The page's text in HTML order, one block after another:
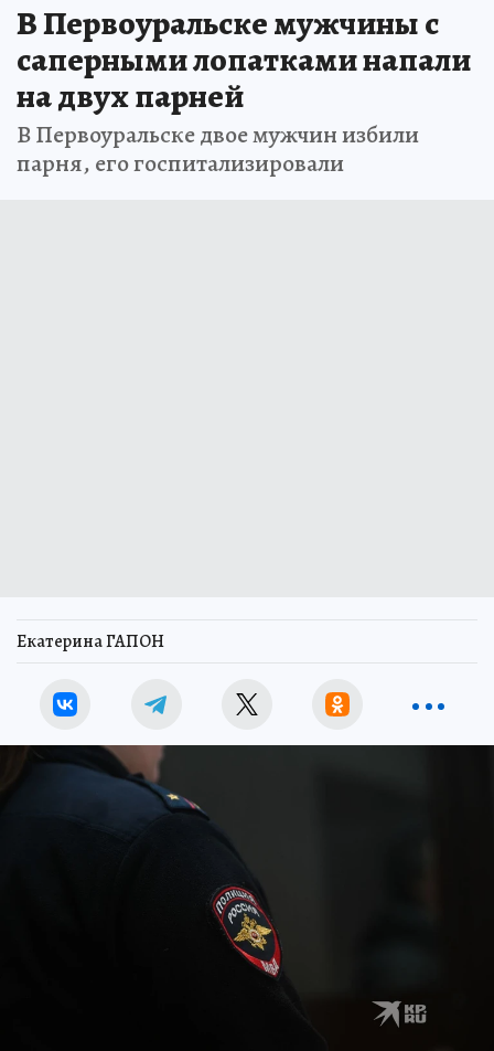
В Первоуральске мужчины с
саперными лопатками напали
на двух парней
В Первоуральске двое мужчин избили
парня, его госпитализировали
Екатерина ГАПОН